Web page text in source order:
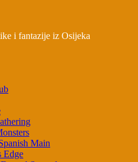
i fantazije iz Osijeka
Main
Edge